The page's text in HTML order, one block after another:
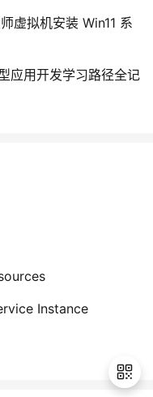
虚拟机安装 Win11 系
应用开发学习路径全记
Instance